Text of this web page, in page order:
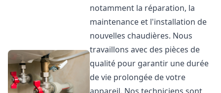
notamment la réparation, la
maintenance et l'installation de
nouvelles chaudières. Nous
travaillons avec des pièces de
qualité pour garantir une durée
de vie prolongée de votre